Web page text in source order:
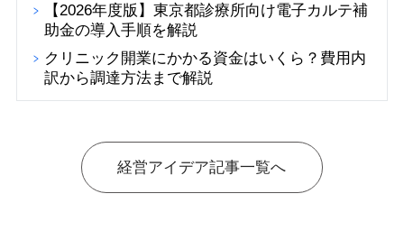
【2026年度版】東京都診療所向け電子カルテ補
助金の導入手順を解説
クリニック開業にかかる資金はいくら？費用内
訳から調達方法まで解説
経営アイデア記事一覧へ